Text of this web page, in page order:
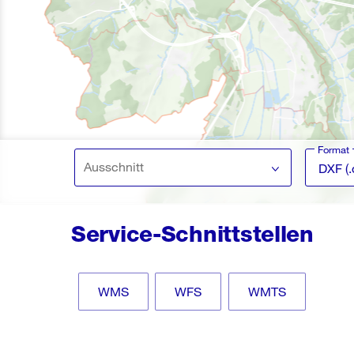
Ausschnitt
Format
DXF
Service-Schnittstellen
WMS WFS WMTS